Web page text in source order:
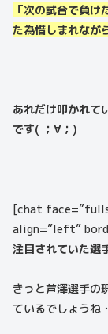
「次の試合で負
た為惜しまれなが
あれだけ叩かれて
です( ；∀；)
[chat
align=”left”
注目されていた選
きっと芦澤選手の
ているでしょうね